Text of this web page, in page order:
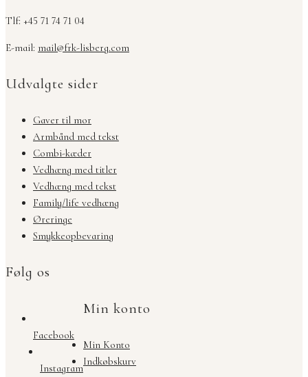
Tlf: +45 71 74 71 04
E-mail: mail@frk-lisberg.com
Udvalgte sider
Gaver til mor
Armbånd med tekst
Combi-kæder
Vedhæng med titler
Vedhæng med tekst
Family/life vedhæng
Øreringe
Smykkeopbevaring
Følg os
Facebook
Instagram
Min konto
Min Konto
Indkøbskurv